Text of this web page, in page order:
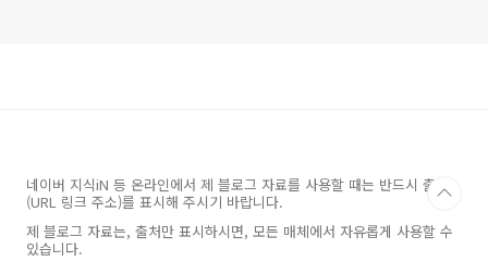
네이버 지식iN 등 온라인에서 제 블로그 자료를 사용할 때는 반드시 출처
(URL 링크 주소)를 표시해 주시기 바랍니다.
제 블로그 자료는, 출처만 표시하시면, 모든 매체에서 자유롭게 사용할 수
있습니다.